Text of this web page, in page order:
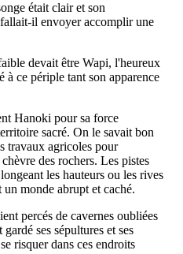
était clair et son
il envoyer accomplir une
devait être Wapi, l'heureux
ce périple tant son apparence
Hanoki pour sa force
sacré. On le savait bon
travaux agricoles pour
des rochers. Les pistes
les hauteurs ou les rives
monde abrupt et caché.
percés de cavernes oubliées
ses sépultures et ses
risquer dans ces endroits